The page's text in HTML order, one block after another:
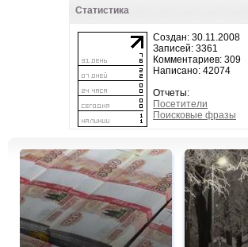
Статистика
Создан: 30.11.2008
Записей: 3361
Комментариев: 309
Написано: 42074
Отчеты:
Посетители
Поисковые фразы